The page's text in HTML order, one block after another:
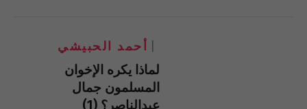
أحمد الحبيشي
لماذا يكره الإخوان
المسلمون جمال
عبدالناصر؟ (1)